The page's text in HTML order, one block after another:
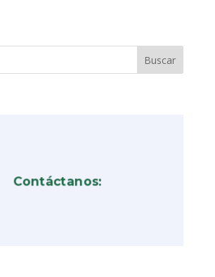
Contáctanos: